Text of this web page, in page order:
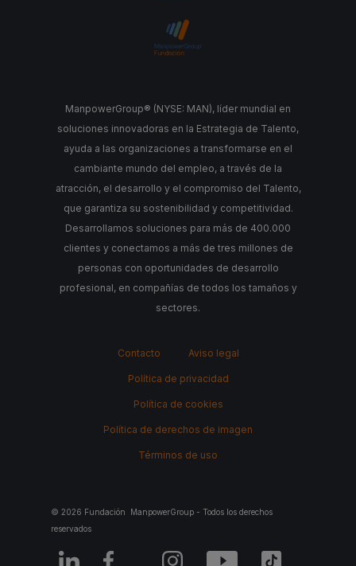
ManpowerGroup® (NYSE: MAN), líder mundial en
soluciones innovadoras en la Estrategia de Talento,
ayuda a las organizaciones a transformarse en el
cambiante mundo del empleo, a través de la
atracción, el desarrollo y el compromiso del Talento,
que garantiza su sostenibilidad y competitividad.
Desarrollamos soluciones para más de 400.000
clientes y conectamos a más de tres millones de
personas con oportunidades de desarrollo
profesional, en compañías de todos los tamaños y
sectores.
Contacto Aviso legal
Política de privacidad
Política de cookies
Política de derechos de imagen
Términos de uso
© 2026 Fundación ManpowerGroup - Todos los derechos
reservados